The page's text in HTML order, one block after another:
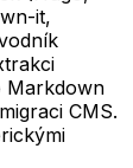
it,
Markdown
CMS.